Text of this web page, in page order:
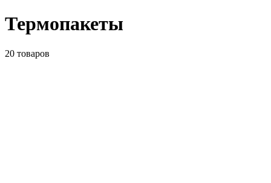
Термопакеты
20 товаров